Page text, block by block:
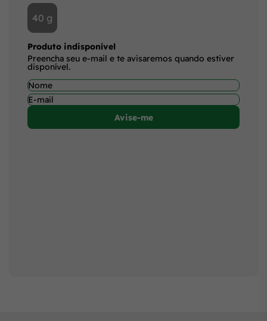
40 g
Produto indisponível
Preencha seu e-mail e te avisaremos quando estiver
disponível.
Avise-me